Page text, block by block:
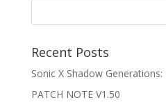
Recent Posts
Sonic X Shadow
PATCH NOTE V1.50